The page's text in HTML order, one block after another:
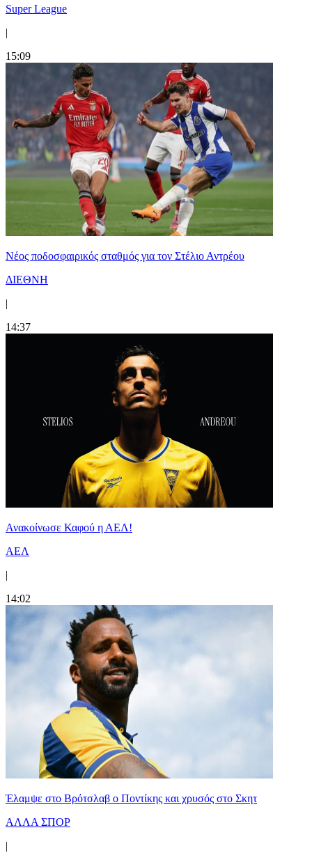
Super League
|
15:09
Νέος ποδοσφαιρικός σταθμός για τον Στέλιο Αντρέου
ΔΙΕΘΝΗ
|
14:37
Ανακοίνωσε Καφού η ΑΕΛ!
ΑΕΛ
|
14:02
Έλαμψε στο Βρότσλαβ ο Ποντίκης και χρυσός στο Σκητ
ΑΛΛΑ ΣΠΟΡ
|